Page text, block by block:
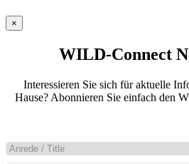
×
WILD-Connect
Interessieren Sie sich für aktuelle
Hause? Abonnieren Sie einfach den